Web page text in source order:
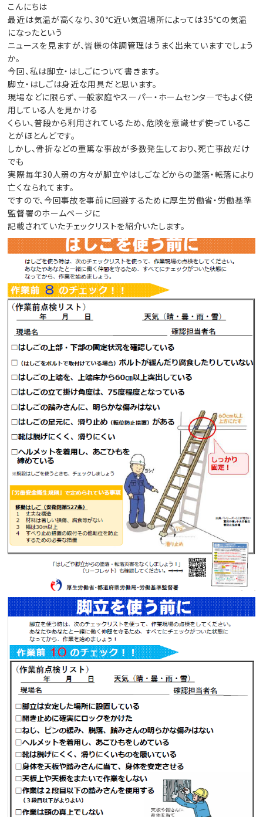
こんにちは
最近は気温が高くなり、30℃近い気温場所によっては35℃の気温
になったという
ニュースを見ますが、皆様の体調管理はうまく出来ていますでしょう
か。
今回、私は脚立・はしごについて書きます。
脚立・はしごは身近な用具だと思います。
現場などに限らず、一般家庭やスーパー・ホームセンタ―でもよく使
用している人を見かける
くらい、普段から利用されているため、危険を意識せず使っているこ
とがほとんどです。
しかし、骨折などの重篤な事故が多数発生しており、死亡事故だけ
でも
実際毎年30人弱の方々が脚立やはしごなどからの墜落・転落により
亡くなられてます。
ですので、今回事故を事前に回避するために厚生労働省・労働基準
監督署のホームページに
記載されていたチェックリストを紹介いたします。